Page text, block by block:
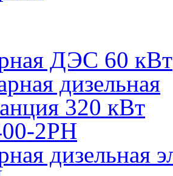
ДЭС 60 кВт
дизельная